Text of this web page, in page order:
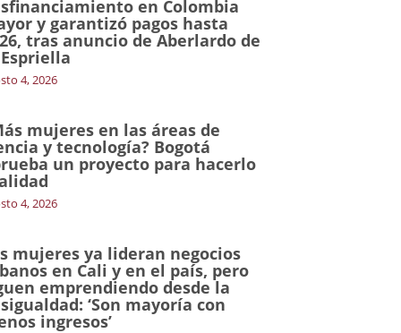
en Colombia
y garantizó pagos hasta
tras anuncio de Aberlardo de
4, 2026
mujeres en las áreas de
y tecnología? Bogotá
un proyecto para hacerlo
4, 2026
mujeres ya lideran negocios
en Cali y en el país, pero
emprendiendo desde la
‘Son mayoría con
ingresos’